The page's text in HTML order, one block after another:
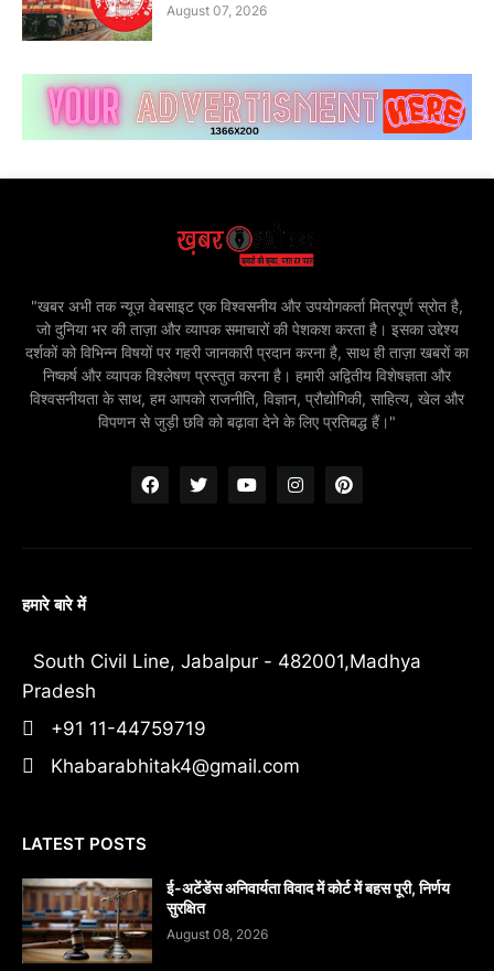
August 07, 2026
"खबर अभी तक न्यूज़ वेबसाइट एक विश्वसनीय और उपयोगकर्ता मित्रपूर्ण स्रोत है,
जो दुनिया भर की ताज़ा और व्यापक समाचारों की पेशकश करता है। इसका उद्देश्य
दर्शकों को विभिन्न विषयों पर गहरी जानकारी प्रदान करना है, साथ ही ताज़ा खबरों का
निष्कर्ष और व्यापक विश्लेषण प्रस्तुत करना है। हमारी अद्वितीय विशेषज्ञता और
विश्वसनीयता के साथ, हम आपको राजनीति, विज्ञान, प्रौद्योगिकी, साहित्य, खेल और
विपणन से जुड़ी छवि को बढ़ावा देने के लिए प्रतिबद्ध हैं।"
हमारे बारे में
South Civil Line, Jabalpur - 482001,Madhya
Pradesh
+91 11-44759719
Khabarabhitak4@gmail.com
LATEST POSTS
​ई-अटेंडेंस अनिवार्यता विवाद में कोर्ट में बहस पूरी, निर्णय
सुरक्षित
August 08, 2026